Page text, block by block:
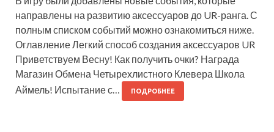
направлены на развитию аксессуаров до UR-ранга. С
полным списком событий можно ознакомиться ниже.
Оглавление Легкий способ создания аксессуаров UR
Приветствуем Весну! Как получить очки? Награда
Магазин Обмена Четырехлистного Клевера Школа
Аймель! Испытание с…
ПОДРОБНЕЕ